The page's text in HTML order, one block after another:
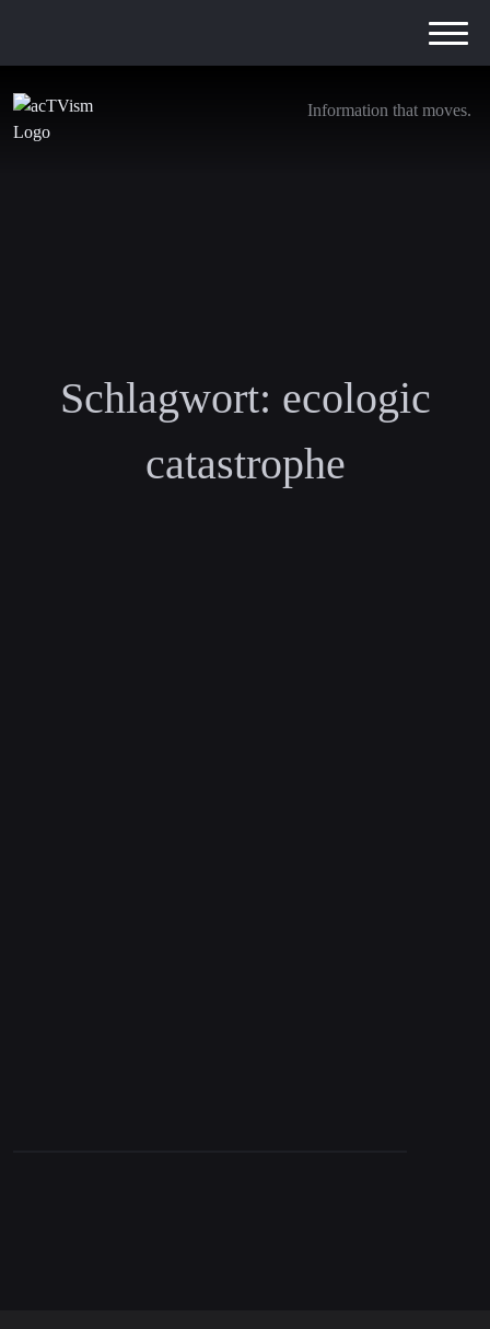
Information that moves.
Schlagwort: ecologic
catastrophe